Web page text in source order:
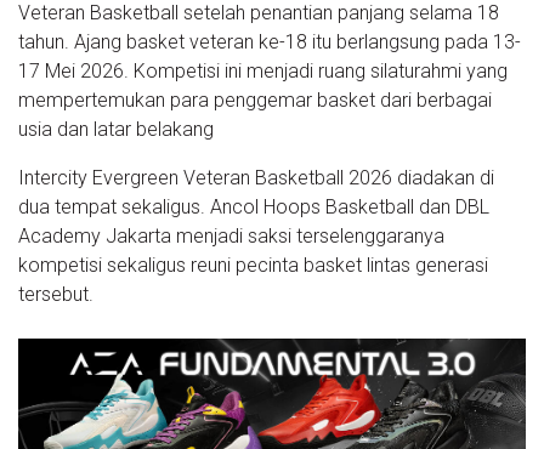
Veteran Basketball setelah penantian panjang selama 18
tahun. Ajang basket veteran ke-18 itu berlangsung pada 13-
17 Mei 2026. Kompetisi ini menjadi ruang silaturahmi yang
mempertemukan para penggemar basket dari berbagai
usia dan latar belakang
Intercity Evergreen Veteran Basketball 2026 diadakan di
dua tempat sekaligus. Ancol Hoops Basketball dan DBL
Academy Jakarta menjadi saksi terselenggaranya
kompetisi sekaligus reuni pecinta basket lintas generasi
tersebut.